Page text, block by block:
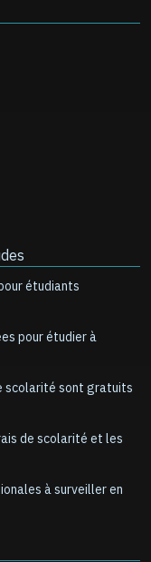
étudiants
pour étudier à
scolarité sont gratuits
de scolarité et les
à surveiller en